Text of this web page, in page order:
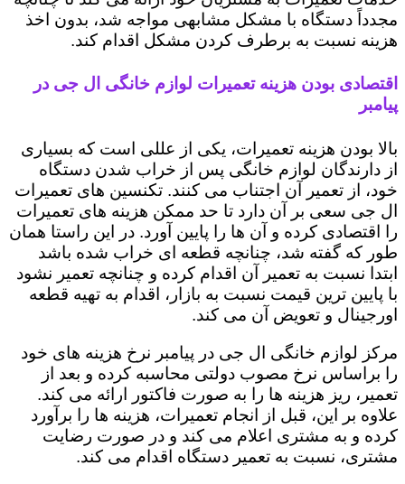
مجدداً دستگاه با مشکل مشابهی مواجه شد، بدون اخذ
هزینه نسبت به برطرف کردن مشکل اقدام کند.
اقتصادی بودن هزینه تعمیرات لوازم خانگی ال جی در
پیامبر
بالا بودن هزینه تعمیرات، یکی از عللی است که بسیاری
از دارندگان لوازم خانگی پس از خراب شدن دستگاه
خود، از تعمیر آن اجتناب می کنند. تکنسین های تعمیرات
ال جی سعی بر آن دارد تا حد ممکن هزینه های تعمیرات
را اقتصادی کرده و آن ها را پایین آورد. در این راستا همان
طور که گفته شد، چنانچه قطعه ای خراب شده باشد
ابتدا نسبت به تعمیر آن اقدام کرده و چنانچه تعمیر نشود
با پایین ترین قیمت نسبت به بازار، اقدام به تهیه قطعه
اورجینال و تعویض آن می کند.
مرکز لوازم خانگی ال جی در پیامبر نرخ هزینه های خود
را براساس نرخ مصوب دولتی محاسبه کرده و بعد از
تعمیر، ریز هزینه ها را به صورت فاکتور ارائه می کند.
علاوه بر این، قبل از انجام تعمیرات، هزینه ها را برآورد
کرده و به مشتری اعلام می کند و در صورت رضایت
مشتری، نسبت به تعمیر دستگاه اقدام می کند.